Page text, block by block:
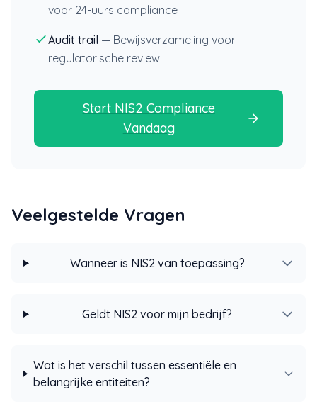
voor 24-uurs compliance
Audit trail — Bewijsverzameling voor
regulatorische review
Start NIS2 Compliance
Vandaag
Veelgestelde Vragen
Wanneer is NIS2 van toepassing?
Geldt NIS2 voor mijn bedrijf?
Wat is het verschil tussen essentiële en
belangrijke entiteiten?